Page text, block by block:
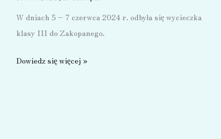
W dniach 5 – 7 czerwca 2024 r. odbyła się wycieczka
klasy III do Zakopanego.
Z
Dowiedz się więcej »